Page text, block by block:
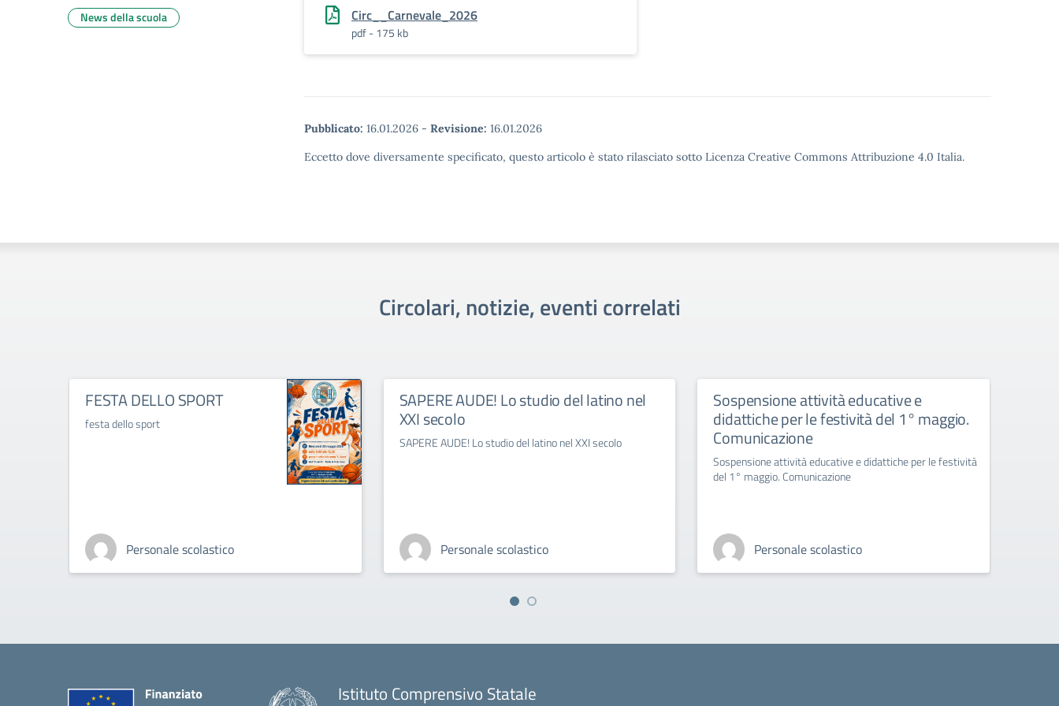
Circ__Carnevale_2026
pdf - 175 kb
Pubblicato: 16.01.2026 - Revisione: 16.01.2026
Eccetto dove diversamente specificato, questo articolo è stato rilasciato sotto Licenza Creative Commons Attribuzione 4.0 Italia.
News della scuola
Circolari, notizie, eventi correlati
FESTA DELLO SPORT
festa dello sport
Personale scolastico
SAPERE AUDE! Lo studio del latino nel
XXI secolo
SAPERE AUDE! Lo studio del latino nel XXI secolo
Personale scolastico
Sospensione attività educative e
didattiche per le festività del 1° maggio.
Comunicazione
Sospensione attività educative e didattiche per le festività
del 1° maggio. Comunicazione
Personale scolastico
Istituto Comprensivo Statale